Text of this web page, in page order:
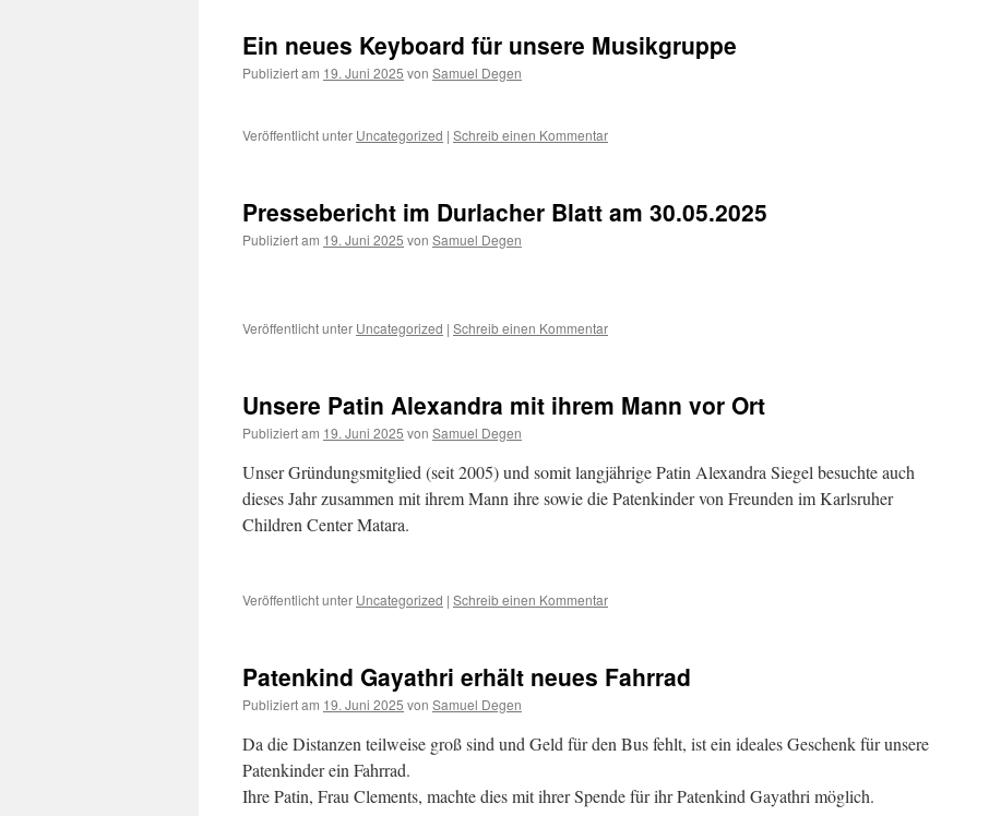
Ein neues Keyboard für unsere Musikgruppe
Publiziert am 19. Juni 2025 von Samuel Degen
Veröffentlicht unter Uncategorized | Schreib einen Kommentar
Pressebericht im Durlacher Blatt am 30.05.2025
Publiziert am 19. Juni 2025 von Samuel Degen
Veröffentlicht unter Uncategorized | Schreib einen Kommentar
Unsere Patin Alexandra mit ihrem Mann vor Ort
Publiziert am 19. Juni 2025 von Samuel Degen
Unser Gründungsmitglied (seit 2005) und somit langjährige Patin Alexandra Siegel besuchte auch
dieses Jahr zusammen mit ihrem Mann ihre sowie die Patenkinder von Freunden im Karlsruher
Children Center Matara.
Veröffentlicht unter Uncategorized | Schreib einen Kommentar
Patenkind Gayathri erhält neues Fahrrad
Publiziert am 19. Juni 2025 von Samuel Degen
Da die Distanzen teilweise groß sind und Geld für den Bus fehlt, ist ein ideales Geschenk für unsere
Patenkinder ein Fahrrad.
Ihre Patin, Frau Clements, machte dies mit ihrer Spende für ihr Patenkind Gayathri möglich.